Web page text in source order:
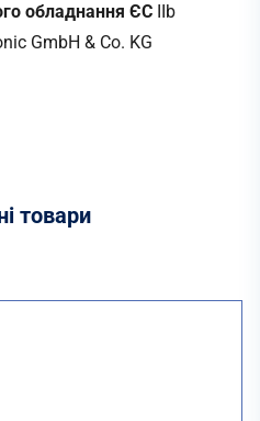
обладнання ЄС IIb
GmbH & Co. KG
товари